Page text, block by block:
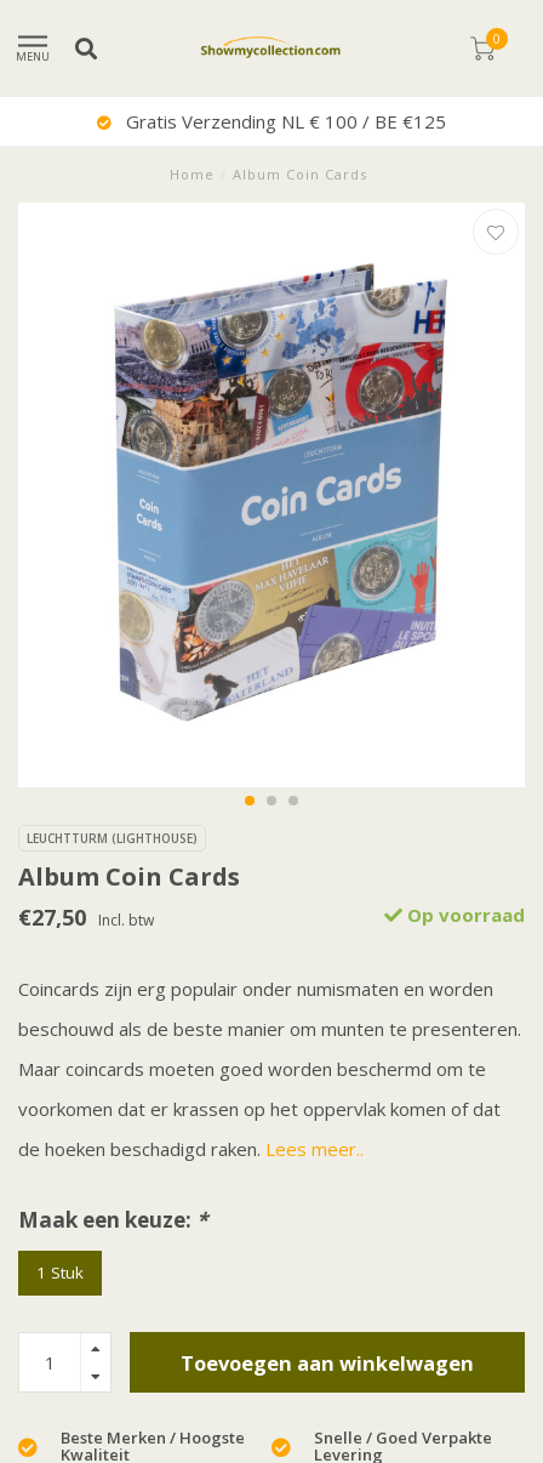
MENU
0
Gratis Verzending NL € 100 / BE €125
Home Album Coin Cards
LEUCHTTURM (LIGHTHOUSE)
Album Coin Cards
€27,50 Incl. btw Op voorraad
Coincards zijn erg populair onder numismaten en worden
beschouwd als de beste manier om munten te presenteren.
Maar coincards moeten goed worden beschermd om te
voorkomen dat er krassen op het oppervlak komen of dat
de hoeken beschadigd raken. Lees meer..
Maak een keuze: *
1 Stuk
Toevoegen aan winkelwagen
Beste Merken / Hoogste
Kwaliteit
Snelle / Goed Verpakte
Levering